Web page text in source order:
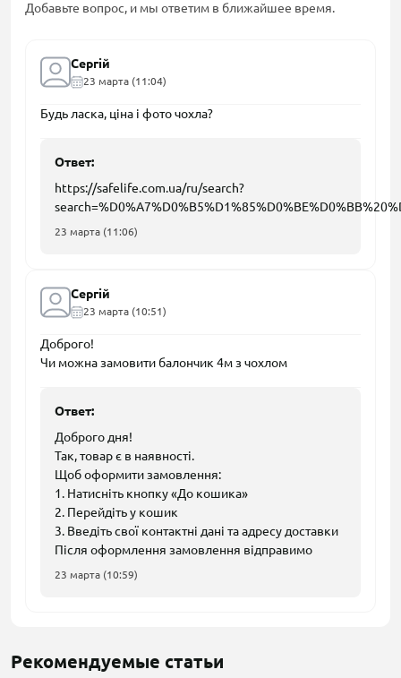
Добавьте вопрос, и мы ответим в ближайшее время.
Сергій
23 марта (11:04)
Будь ласка, ціна і фото чохла?
Ответ:
https://safelife.com.ua/ru/search?
23 марта (11:06)
Сергій
23 марта (10:51)
Доброго!
Чи можна замовити балончик 4м з чохлом
Ответ:
Доброго дня!
Так, товар є в наявності.
Щоб оформити замовлення:
1. Натисніть кнопку «До кошика»
2. Перейдіть у кошик
3. Введіть свої контактні дані та адресу доставки
Після оформлення замовлення відправимо
23 марта (10:59)
Рекомендуемые статьи